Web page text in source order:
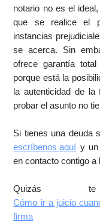
notario no es el
que se realice el
instancias
se acerca. Sin
ofrece garantía
porque está la
la autenticidad de
probar el asunto no
Si tienes una deuda
escríbenos aquí y un
en contacto contigo a
Quizás
Cómo ir a juicio
firma